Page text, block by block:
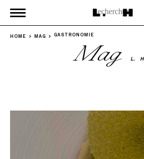
HOME MAG GASTRONOMIE
Mag L. H